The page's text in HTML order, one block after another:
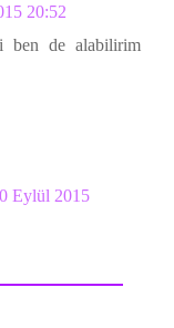
20:52
ben de alabilirim
Eylül 2015